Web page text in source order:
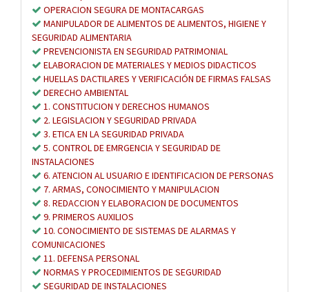
OPERACION SEGURA DE MONTACARGAS
MANIPULADOR DE ALIMENTOS DE ALIMENTOS, HIGIENE Y
SEGURIDAD ALIMENTARIA
PREVENCIONISTA EN SEGURIDAD PATRIMONIAL
ELABORACION DE MATERIALES Y MEDIOS DIDACTICOS
HUELLAS DACTILARES Y VERIFICACIÓN DE FIRMAS FALSAS
DERECHO AMBIENTAL
1. CONSTITUCION Y DERECHOS HUMANOS
2. LEGISLACION Y SEGURIDAD PRIVADA
3. ETICA EN LA SEGURIDAD PRIVADA
5. CONTROL DE EMRGENCIA Y SEGURIDAD DE
INSTALACIONES
6. ATENCION AL USUARIO E IDENTIFICACION DE PERSONAS
7. ARMAS, CONOCIMIENTO Y MANIPULACION
8. REDACCION Y ELABORACION DE DOCUMENTOS
9. PRIMEROS AUXILIOS
10. CONOCIMIENTO DE SISTEMAS DE ALARMAS Y
COMUNICACIONES
11. DEFENSA PERSONAL
NORMAS Y PROCEDIMIENTOS DE SEGURIDAD
SEGURIDAD DE INSTALACIONES